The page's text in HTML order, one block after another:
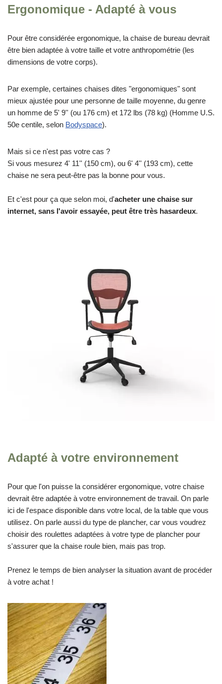
Ergonomique - Adapté à vous
Pour être considérée ergonomique, la chaise de bureau devrait
être bien adaptée à votre taille et votre anthropométrie (les
dimensions de votre corps).
Par exemple, certaines chaises dites "ergonomiques" sont
mieux ajustée pour une personne de taille moyenne, du genre
un homme de 5' 9'' (ou 176 cm) et 172 lbs (78 kg) (Homme U.S.
50e centile, selon Bodyspace).
Mais si ce n'est pas votre cas ?
Si vous mesurez 4' 11'' (150 cm), ou 6' 4'' (193 cm), cette
chaise ne sera peut-être pas la bonne pour vous.
Et c'est pour ça que selon moi, d'acheter une chaise sur
internet, sans l'avoir essayée, peut être très hasardeux.
Adapté à votre environnement
Pour que l'on puisse la considérer ergonomique, votre chaise
devrait être adaptée à votre environnement de travail. On parle
ici de l'espace disponible dans votre local, de la table que vous
utilisez. On parle aussi du type de plancher, car vous voudrez
choisir des roulettes adaptées à votre type de plancher pour
s'assurer que la chaise roule bien, mais pas trop.
Prenez le temps de bien analyser la situation avant de procéder
à votre achat !